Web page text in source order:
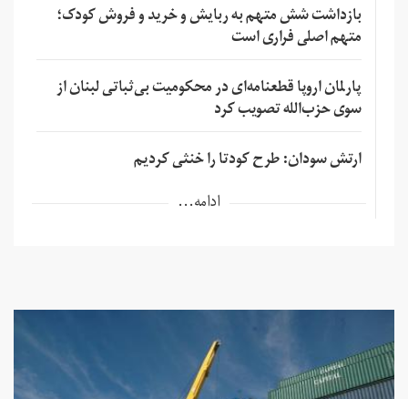
بازداشت شش متهم به ربایش و خرید و فروش کودک؛
متهم اصلی فراری است
پارلمان اروپا قطعنامه‌ای در محکومیت بی‌ثباتی لبنان از
سوی حزب‌الله تصویب کرد
ارتش سودان: طرح کودتا را خنثی کردیم
ادامه...